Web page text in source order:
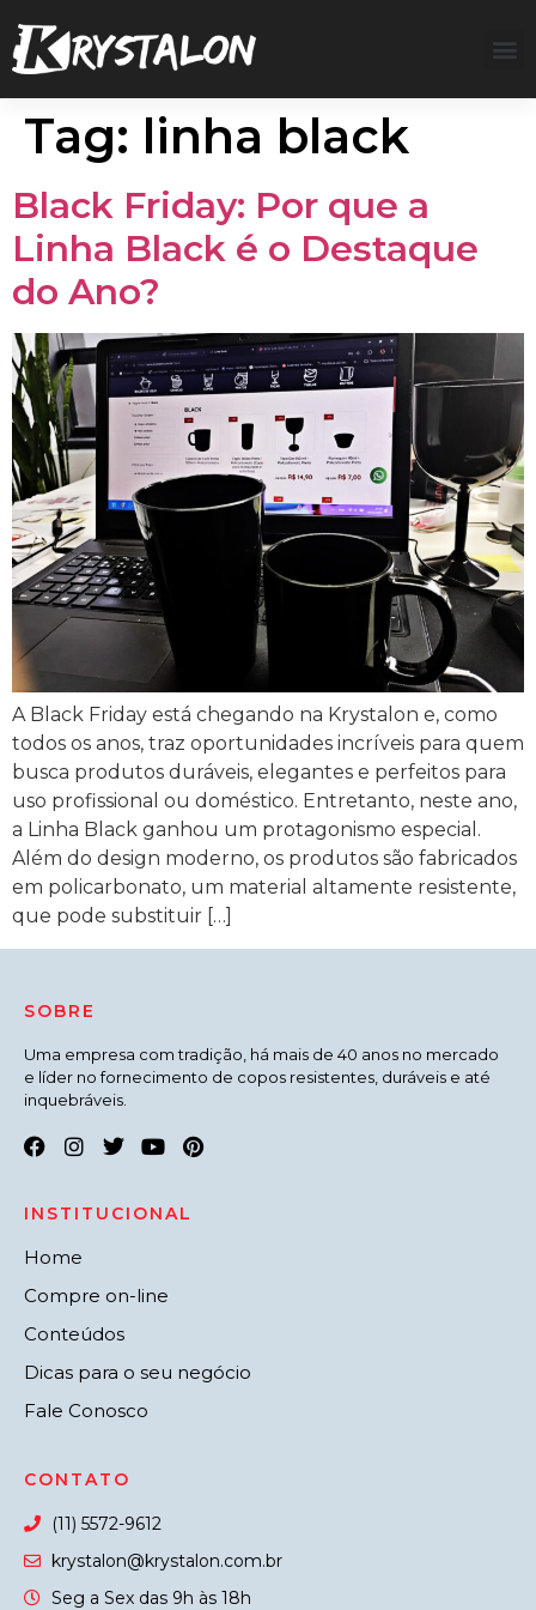
Tag: linha black
Black Friday: Por que a
Linha Black é o Destaque
do Ano?
A Black Friday está chegando na Krystalon e, como
todos os anos, traz oportunidades incríveis para quem
busca produtos duráveis, elegantes e perfeitos para
uso profissional ou doméstico. Entretanto, neste ano,
a Linha Black ganhou um protagonismo especial.
Além do design moderno, os produtos são fabricados
em policarbonato, um material altamente resistente,
que pode substituir […]
SOBRE
Uma empresa com tradição, há mais de 40 anos no mercado
e líder no fornecimento de copos resistentes, duráveis e até
inquebráveis.
INSTITUCIONAL
Home
Compre on-line
Conteúdos
Dicas para o seu negócio
Fale Conosco
CONTATO
(11) 5572-9612
krystalon@krystalon.com.br
Seg a Sex das 9h às 18h